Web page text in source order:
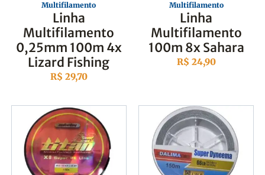
Multifilamento
Linha
Multifilamento
0,25mm 100m 4x
Lizard Fishing
R$ 29,70
Multifilamento
Linha
Multifilamento
100m 8x Sahara
R$ 24,90